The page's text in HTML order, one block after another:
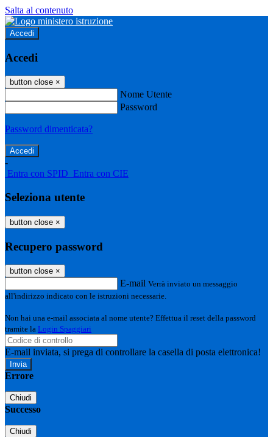
Salta al contenuto
Accedi
Accedi
button close ×
Nome Utente
Password
Password dimenticata?
-
Entra con SPID Entra con CIE
Seleziona utente
button close ×
Recupero password
button close ×
E-mail Verrà inviato un messaggio
all'indirizzo indicato con le istruzioni necessarie.
Non hai una e-mail associata al nome utente? Effettua il reset della password
tramite la Login Spaggiari
E-mail inviata, si prega di controllare la casella di posta elettronica!
Errore
Chiudi
Successo
Chiudi